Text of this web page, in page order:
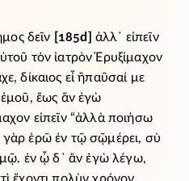
δεῖν [185d]
ἀλλ᾽ εἰπεῖν
τὸν ἰατρὸν Ἐρυξίμαχον
δίκαιος εἶ ἢπαῦσαί με
ἐμοῦ, ἕως ἂν ἐγὼ
εἰπεῖν “ἀλλὰ ποιήσω
ἐρῶ ἐν τῷ σῷμέρει, σὺ
ἐν ᾧ δ᾽ ἂν ἐγὼ λέγω,